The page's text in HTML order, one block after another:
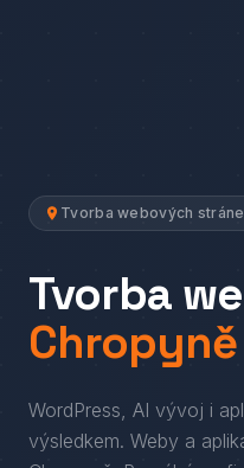
Tvorba webových
Tvorba
Chropyně
WordPress, AI vývoj i
výsledkem. Weby a